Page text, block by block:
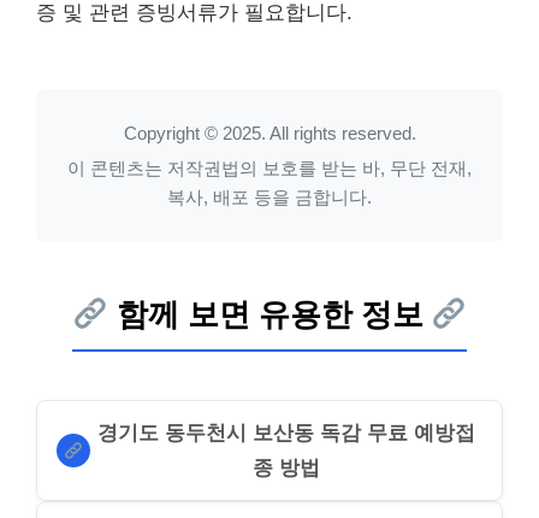
증 및 관련 증빙서류가 필요합니다.
Copyright © 2025. All rights reserved.
이 콘텐츠는 저작권법의 보호를 받는 바, 무단 전재,
복사, 배포 등을 금합니다.
함께 보면 유용한 정보
경기도 동두천시 보산동 독감 무료 예방접
종 방법